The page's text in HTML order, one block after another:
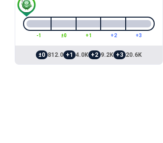
-1 ±0 +1 +2 +3
±0 812.0 +1 4.0K +2 9.2K +3 20.6K